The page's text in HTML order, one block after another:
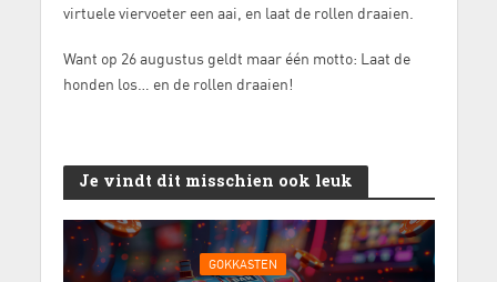
virtuele viervoeter een aai, en laat de rollen draaien.
Want op 26 augustus geldt maar één motto: Laat de
honden los… en de rollen draaien!
Je vindt dit misschien ook leuk
GOKKASTEN